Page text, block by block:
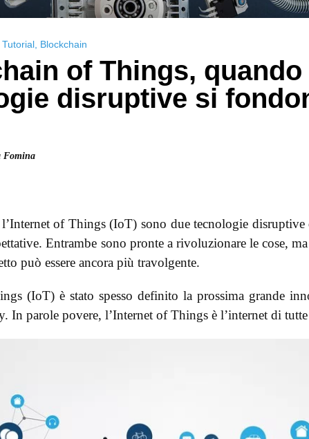
Tutorial Blockchain
of Things, quando
disruptive si
Fomina
of Things (IoT) sono due tecnologie disruptive
Entrambe sono pronte a rivoluzionare le cose,
può essere ancora più travolgente.
(IoT) è stato spesso definito la prossima grande
In parole povere, l’Internet of Things è l’internet di tutte